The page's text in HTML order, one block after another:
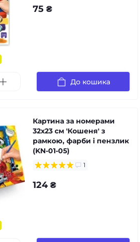
75 ₴
До кошика
Картина за номерами
32x23 см 'Кошеня' з
рамкою, фарби і пензлик
(KN-01-05)
1
124 ₴